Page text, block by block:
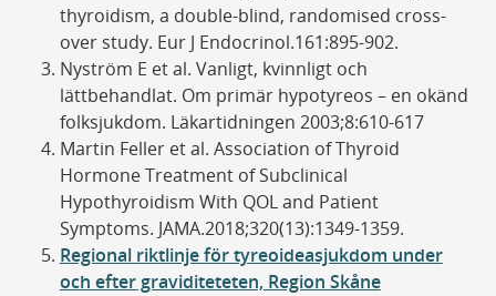
thyroidism, a double-blind, randomised cross-
over study. Eur J Endocrinol.161:895-902.
Nyström E et al. Vanligt, kvinnligt och
lättbehandlat. Om primär hypotyreos – en okänd
folksjukdom. Läkartidningen 2003;8:610-617
Martin Feller et al. Association of Thyroid
Hormone Treatment of Subclinical
Hypothyroidism With QOL and Patient
Symptoms. JAMA.2018;320(13):1349-1359.
Regional riktlinje för tyreoideasjukdom under
och efter graviditeteten, Region Skåne